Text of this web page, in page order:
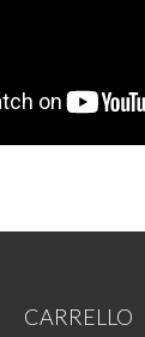
CARRELLO